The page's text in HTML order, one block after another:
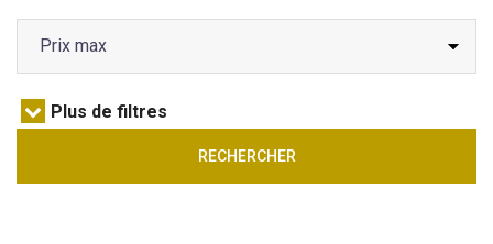
Plus de filtres
RECHERCHER